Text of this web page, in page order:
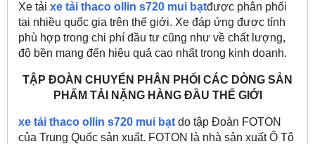
Xe tải xe tải thaco ollin s720 mui bạtđược phân phối
tại nhiều quốc gia trên thế giới. Xe đáp ứng được tính
phù hợp trong chi phí đầu tư cũng như về chất lượng,
độ bền mang đến hiệu quả cao nhất trong kinh doanh.
TẬP ĐOÀN CHUYỂN PHÂN PHỐI CÁC DÒNG SẢN
PHẨM TẢI NẶNG HÀNG ĐẦU THẾ GIỚI
xe tải thaco ollin s720 mui bạt do tập Đoàn FOTON
của Trung Quốc sản xuất. FOTON là nhà sản xuất Ô Tô